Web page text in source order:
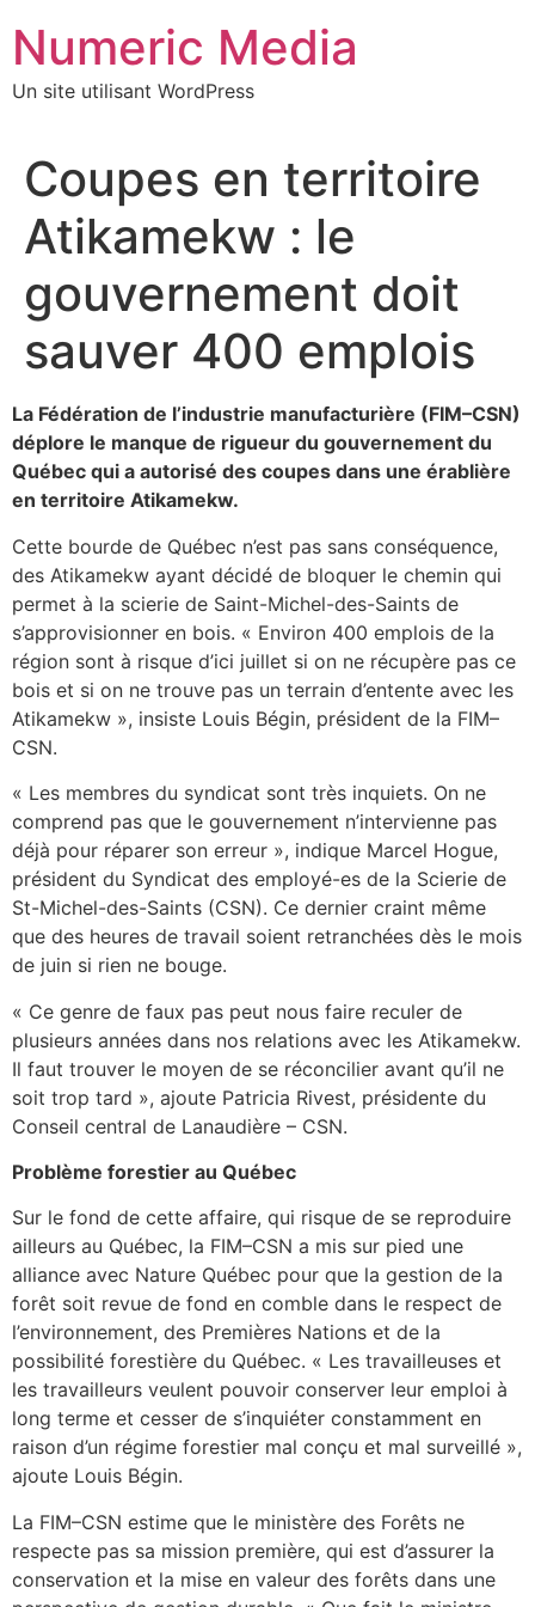
contenu
Numeric Media
Un site utilisant WordPress
Coupes en territoire
Atikamekw : le
gouvernement doit
sauver 400 emplois
La Fédération de l’industrie manufacturière (FIM–CSN)
déplore le manque de rigueur du gouvernement du
Québec qui a autorisé des coupes dans une érablière
en territoire Atikamekw.
Cette bourde de Québec n’est pas sans conséquence,
des Atikamekw ayant décidé de bloquer le chemin qui
permet à la scierie de Saint-Michel-des-Saints de
s’approvisionner en bois. « Environ 400 emplois de la
région sont à risque d’ici juillet si on ne récupère pas ce
bois et si on ne trouve pas un terrain d’entente avec les
Atikamekw », insiste Louis Bégin, président de la FIM–
CSN.
« Les membres du syndicat sont très inquiets. On ne
comprend pas que le gouvernement n’intervienne pas
déjà pour réparer son erreur », indique Marcel Hogue,
président du Syndicat des employé-es de la Scierie de
St-Michel-des-Saints (CSN). Ce dernier craint même
que des heures de travail soient retranchées dès le mois
de juin si rien ne bouge.
« Ce genre de faux pas peut nous faire reculer de
plusieurs années dans nos relations avec les Atikamekw.
Il faut trouver le moyen de se réconcilier avant qu’il ne
soit trop tard », ajoute Patricia Rivest, présidente du
Conseil central de Lanaudière – CSN.
Problème forestier au Québec
Sur le fond de cette affaire, qui risque de se reproduire
ailleurs au Québec, la FIM–CSN a mis sur pied une
alliance avec Nature Québec pour que la gestion de la
forêt soit revue de fond en comble dans le respect de
l’environnement, des Premières Nations et de la
possibilité forestière du Québec. « Les travailleuses et
les travailleurs veulent pouvoir conserver leur emploi à
long terme et cesser de s’inquiéter constamment en
raison d’un régime forestier mal conçu et mal surveillé »,
ajoute Louis Bégin.
La FIM–CSN estime que le ministère des Forêts ne
respecte pas sa mission première, qui est d’assurer la
conservation et la mise en valeur des forêts dans une